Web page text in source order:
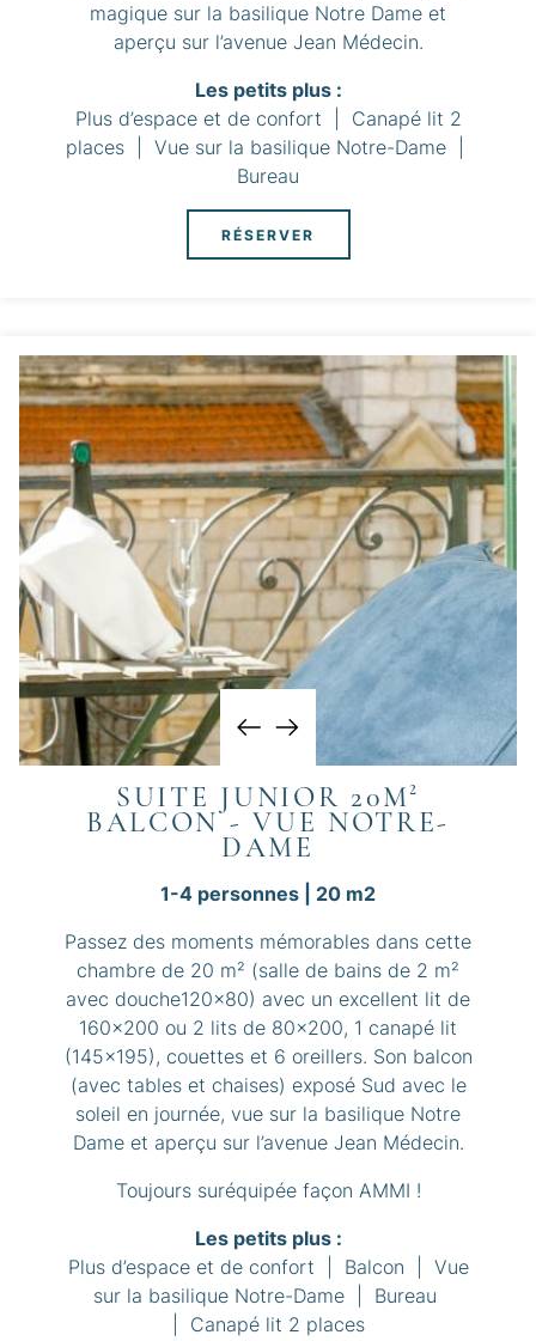
magique sur la basilique Notre Dame et
aperçu sur l’avenue Jean Médecin.
Les petits plus :
Plus d’espace et de confort | Canapé lit 2
places | Vue sur la basilique Notre-Dame |
Bureau
RÉSERVER
SUITE JUNIOR 20M²
BALCON - VUE NOTRE-
DAME
1-4 personnes | 20 m2
Passez des moments mémorables dans cette
chambre de 20 m² (salle de bains de 2 m²
avec douche120x80) avec un excellent lit de
160x200 ou 2 lits de 80x200, 1 canapé lit
(145x195), couettes et 6 oreillers. Son balcon
(avec tables et chaises) exposé Sud avec le
soleil en journée, vue sur la basilique Notre
Dame et aperçu sur l’avenue Jean Médecin.
Toujours suréquipée façon AMMI !
Les petits plus :
Plus d’espace et de confort | Balcon | Vue
sur la basilique Notre-Dame | Bureau
| Canapé lit 2 places